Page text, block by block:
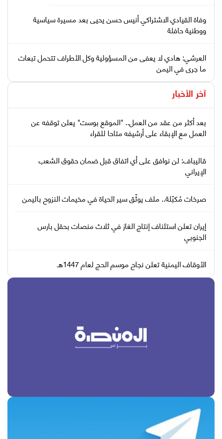
وفاة القيادي الاشتراكي أنيس حسن يحيى بعد مسيرة سياسية
ووطنية حافلة
العرشي: هادي لا يعفى من المسؤولية وكل الأطراف تتحمل تبعات
ما جرى في اليمن
آخر الأخبار
بعد أكثر من عقد من العمل.. "الموقع بوست" يعلن توقفه عن
العمل مع الإبقاء على أرشيفه متاحا للقراء
قاليباف: لن نوافق على أي اتفاق قبل ضمان حقوق الشعب
الإيراني
صرخات مُكبّلة.. ملف يوثّق سير الحياة في مخيمات النزوح باليمن
إيران تعلن استئناف إنتاج الغاز في ثلاث منصات بحقل بارس
الجنوبي
الأوقاف اليمنية تعلن نجاح موسم الحج لعام 1447هـ